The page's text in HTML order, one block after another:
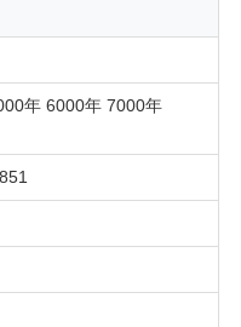
年 6000年 7000年